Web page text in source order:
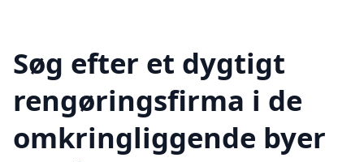
Søg efter et dygtigt
rengøringsfirma i de
omkringliggende byer